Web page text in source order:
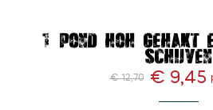
1 pond HOH gehakt
schijven
prijs
€ 12,70 Prijs
€ 9,45